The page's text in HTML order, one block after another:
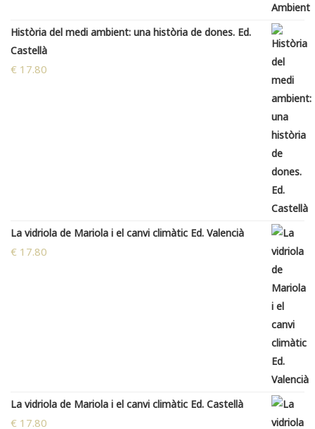
Història del medi ambient: una història de dones. Ed.
Castellà
€ 17.80
La vidriola de Mariola i el canvi climàtic Ed. Valencià
€ 17.80
La vidriola de Mariola i el canvi climàtic Ed. Castellà
€ 17.80